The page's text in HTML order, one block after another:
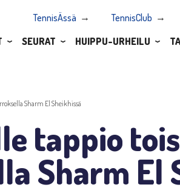
TennisÄssä TennisClub
SEURAT HUIPPU-URHEILU
Sharm El Sheikhissä
tappio
Sharm El